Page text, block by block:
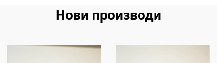
Нови производи